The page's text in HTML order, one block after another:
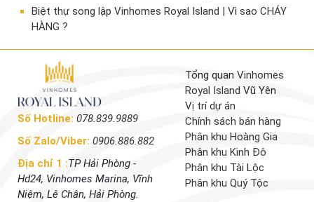
​Biệt thự song lập Vinhomes Royal Island | Vì sao CHÁY
HÀNG ?
Số Hotline: 078.839.9889
Số Zalo/Viber: 0906.886.882
Địa chỉ 1 :TP Hải Phòng -
Hd24, Vinhomes Marina, Vĩnh
Niệm, Lê Chân, Hải Phòng.
Tổng quan Vinhomes
Royal Island Vũ Yên
Vị trí dự án
Chính sách bán hàng
Phân khu Hoàng Gia
Phân khu Kinh Đô
Phân khu Tài Lộc
Phân khu Quý Tộc